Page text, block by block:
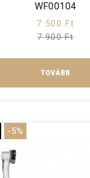
WF00104
7 500 Ft
7 900 Ft
TOVÁBB
-5%